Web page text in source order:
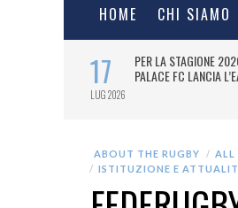
HOME CHI SIAMO
17
LUG 2026
PER LA STAGIONE
PALACE FC LANCIA
ABOUT THE RUGBY ALL
ISTITUZIONE E